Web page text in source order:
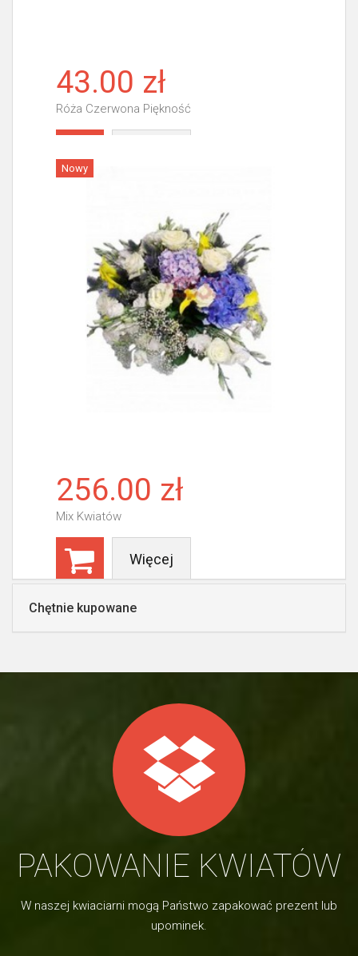
43.00 zł
Róża Czerwona Piękność
Nowy
256.00 zł
Mix Kwiatów
Więcej
Chętnie kupowane
PAKOWANIE KWIATÓW
W naszej kwiaciarni mogą Państwo zapakować prezent lub
upominek.